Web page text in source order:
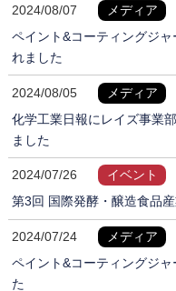
2024/08/07
メディア
ペイント&コーティングジ
れました
2024/08/05
メディア
化学工業日報にレイズ事業
ました
2024/07/26
イベント
第3回 国際発酵・醸造食品
2024/07/24
メディア
ペイント&コーティングジ
た